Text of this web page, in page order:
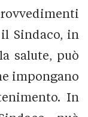
Sindaco, in
salute, può
impongano
In